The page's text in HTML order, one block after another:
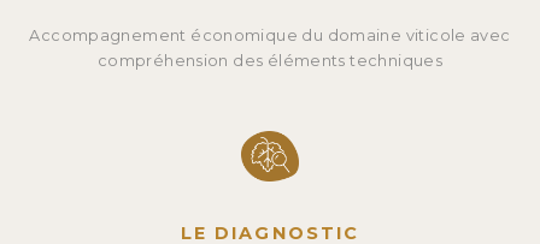
Accompagnement économique du domaine viticole avec
compréhension des éléments techniques
LE DIAGNOSTIC